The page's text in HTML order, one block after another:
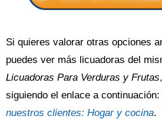
Si quieres valorar otras opciones
puedes ver más licuadoras del
Licuadoras Para Verduras y Frutas
siguiendo el enlace a continuación:
nuestros clientes: Hogar y cocina.